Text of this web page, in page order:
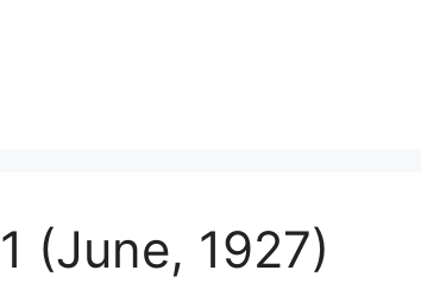
(June, 1927)